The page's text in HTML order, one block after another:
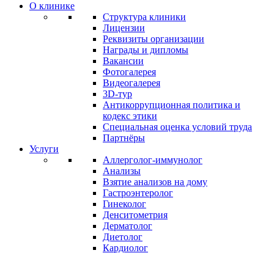
О клинике
Структура клиники
Лицензии
Реквизиты организации
Награды и дипломы
Вакансии
Фотогалерея
Видеогалерея
3D-тур
Антикоррупционная политика и
кодекс этики
Специальная оценка условий труда
Партнёры
Услуги
Аллерголог-иммунолог
Анализы
Взятие анализов на дому
Гастроэнтеролог
Гинеколог
Денситометрия
Дерматолог
Диетолог
Кардиолог